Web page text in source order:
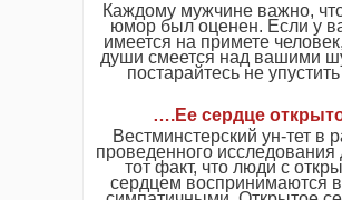
Каждому мужчине важно,
юмор был оценен. Если у
имеется на примете
души смеется над вашими
постарайтесь не упустить
….Ее сердце
Вестминстерский ун-тет в
проведенного исследования
тот факт, что люди с
сердцем воспринимаются